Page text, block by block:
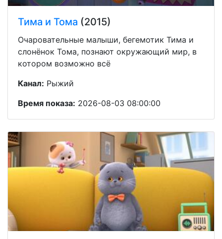
Тима и Тома (2015)
Очаровательные малыши, бегемотик Тима и
слонёнок Тома, познают окружающий мир, в
котором возможно всё
Канал: Рыжий
Время показа: 2026-08-03 08:00:00